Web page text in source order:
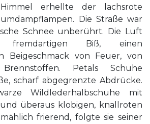
erhellte der lachsrote
Die Straße war
Schnee unberührt. Die Luft
Biß, einen
Beigeschmack von Feuer, von
Petals Schuhe
scharf abgegrenzte Abdrücke.
Wildlederhalbschuhe mit
überaus klobigen, knallroten
frierend, folgte sie seiner